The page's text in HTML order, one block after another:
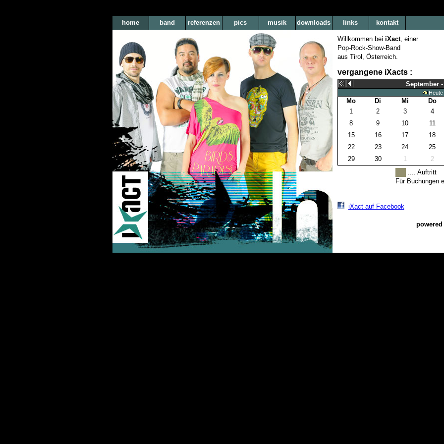
home band referenzen pics musik downloads links kontakt
Willkommen bei iXact, einer
Pop-Rock-Show-Band
aus Tirol, Österreich.
vergangene iXacts :
September -
Heute
Mo Di Mi
Do
1
2 3
4
8
9 10
11
15
16 17
18
22
23 24
25
29
30 1
2
.... Auftritt
Für Buchungen
powered
iXact auf Facebook